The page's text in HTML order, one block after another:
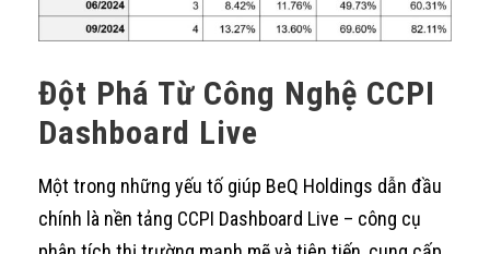
Đột Phá Từ Công Nghệ CCPI
Dashboard Live
Một trong những yếu tố giúp BeQ Holdings dẫn đầu
chính là nền tảng CCPI Dashboard Live – công cụ